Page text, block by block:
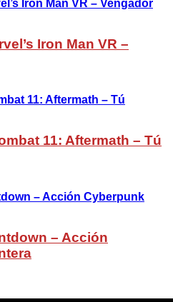
Iron Man VR –
11: Aftermath – Tú
– Acción